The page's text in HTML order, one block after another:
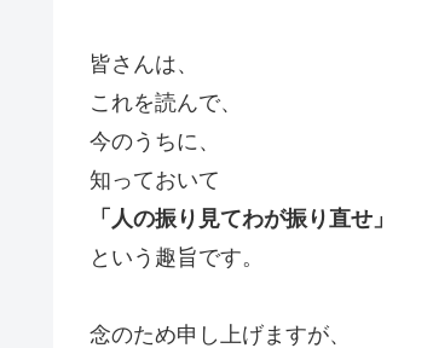
皆さんは、
これを読んで、
今のうちに、
知っておいて
「人の振り見てわが振り直せ」
という趣旨です。
念のため申し上げますが、